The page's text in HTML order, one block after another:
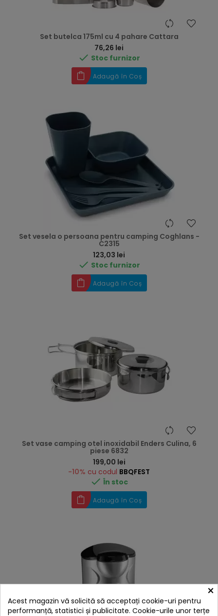
Set butelca 175ml cu 4 pahare Cattara
76,26 lei
 Stoc furnizor
Adaugă în Coș
Set vesela o persoana pentru camping Coghlans -
C2315
123,03 lei
 Stoc furnizor
Adaugă în Coș
Set vase camping otel inoxidabil Enders Culina, 6
piese 6832
199,00 lei
-10% cu codul BBQFEST
 În stoc
Adaugă în Coș
×
Acest magazin vă solicită să acceptați cookie-uri pentru
performanță, statistici și publicitate. Cookie-urile unor terțe